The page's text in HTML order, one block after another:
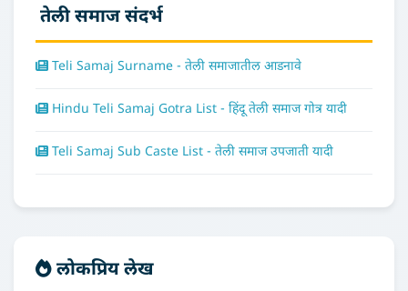
तेली समाज संदर्भ
Teli Samaj Surname - तेली समाजातील आडनावे
Hindu Teli Samaj Gotra List - हिंदू तेली समाज गोत्र यादी
Teli Samaj Sub Caste List - तेली समाज उपजाती यादी
लोकप्रिय लेख